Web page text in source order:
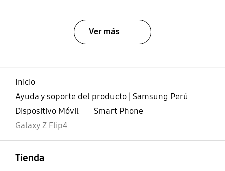
Ver más
Inicio
Ayuda y soporte del producto | Samsung Perú
Dispositivo Móvil
Smart Phone
Galaxy Z Flip4
Tienda